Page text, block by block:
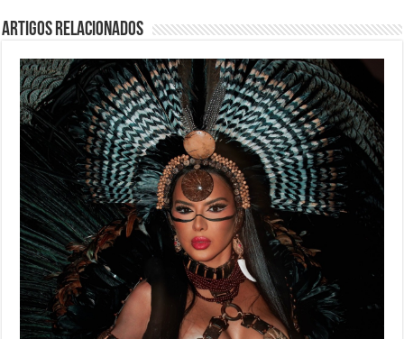
Artigos Relacionados